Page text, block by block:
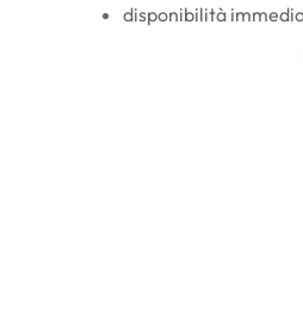
disponibilità